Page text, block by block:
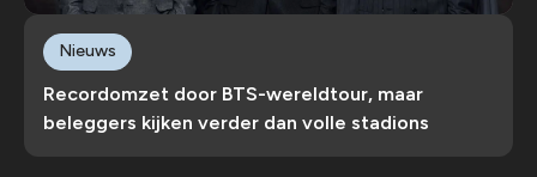
Recordomzet door BTS-wereldtour, maar
beleggers kijken verder dan volle stadions
Nieuws